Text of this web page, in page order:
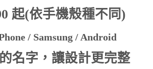
。
起(依手機殼種不同)
/ Samsung / Android
名字，讓設計更完整